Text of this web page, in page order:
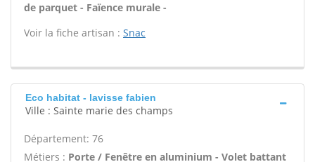
de parquet - Faïence murale -
Voir la fiche artisan : Snac
Eco habitat - lavisse fabien
Ville : Sainte marie des champs
Département: 76
Métiers : Porte / Fenêtre en aluminium - Volet battant